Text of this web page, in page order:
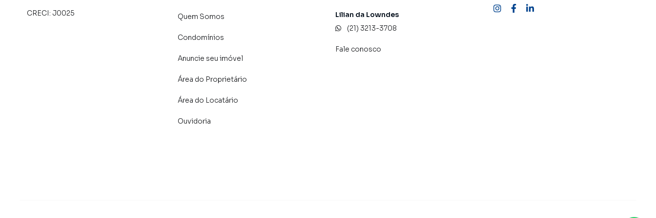
CRECI: J0025 Quem Somos
Condomínios
Anuncie seu imóvel
Área do Proprietário
Área do Locatário
Ouvidoria
Lilian da Lowndes
(21) 3213-3708
Fale conosco